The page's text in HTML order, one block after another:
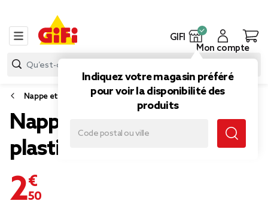
GIFI
Indiquez votre magasin préféré
pour voir la disponibilité des
produits
Mon compte
Nappe et serviette de table
Nappe rectangulaire
plastifiée, imprimée
2,50 €